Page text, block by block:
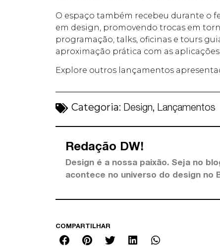
O espaço também recebeu durante o
em design, promovendo trocas em
programação, talks, oficinas e tours
aproximação prática com as
Explore outros lançamentos
Categoria: Design, Lançamentos
Redação DW!
Design é a nossa paixão. Seja no
acontece no universo do design no
COMPARTILHAR